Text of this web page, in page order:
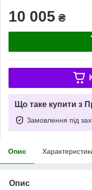
10 005 ₴
Що таке купити з
Замовлення під
Опис
Опис